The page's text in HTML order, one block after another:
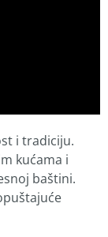
i tradiciju.
kućama i
baštini.